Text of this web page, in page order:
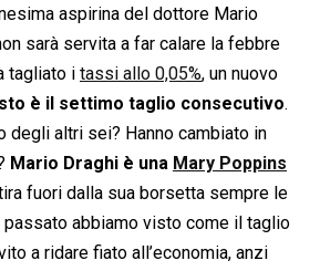
e
a
d
s
i
l
y
L
i
n
k
n
t
aspirina del dottore Mario
sarà servita a far calare la febbre
tagliato i tassi allo 0,05%, un nuovo
è il settimo taglio consecutivo.
degli altri sei? Hanno cambiato in
Mario Draghi è una Mary Poppins
fuori dalla sua borsetta sempre le
abbiamo visto come il taglio
a ridare fiato all’economia, anzi